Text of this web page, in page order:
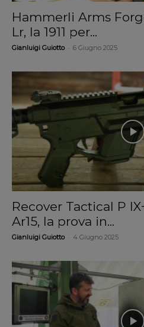
Hammerli Arms
Lr, la 1911 per...
Gianluigi Guiotto 6 Giugno 2025
Recover Tactical P
Ar15, la prova in...
Gianluigi Guiotto 4 Giugno 2025